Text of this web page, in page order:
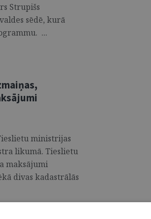
Strupišs
sēdē, kurā
...
ministrijas
likumā. Tieslietu
maksājumi
divas kadastrālās